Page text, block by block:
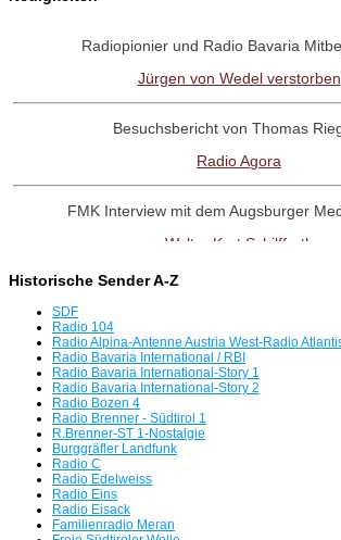
Radiopionier und Radio Bavaria
Jürgen von Wedel verstorben
Besuchsbericht von Thomas
Radio Agora
FMK Interview mit dem Augsburger
Walter Kurt Schilffarth
Interview mit dem Radio UNO-
Tag der offenen Tür in
Historische Sender A-Z
SDF
Radio 104
Radio Alpina-Antenne Austria West-Radio
Radio Bavaria International / RBI
Radio Bavaria International-Story 1
Radio Bavaria International-Story 2
Radio Bozen 4
Radio Brenner - Südtirol 1
R.Brenner-ST 1-Nostalgie
Burggräfler Landfunk
Radio C
Radio Edelweiss
Radio Eins
Radio Eisack
Familienradio Meran